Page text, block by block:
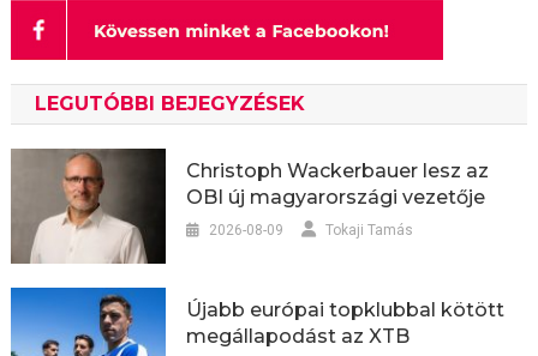
LEGUTÓBBI BEJEGYZÉSEK
Christoph Wackerbauer lesz az
OBI új magyarországi vezetője
2026-08-09 Tokaji Tamás
Újabb európai topklubbal kötött
megállapodást az XTB